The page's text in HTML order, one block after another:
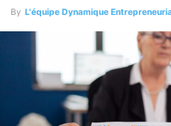
By L'équipe Dynamique